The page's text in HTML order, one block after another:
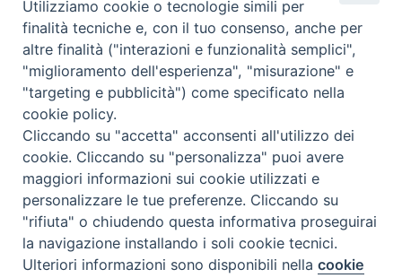
Diocesi di Melfi Rapolla Venosa
• Largo Duomo, 12 - 85025 MELFI (PZ) •
PEC ufficiale della Diocesi:
diocesi.melfi_rapolla_venosa@legalmail.it
Preferenze Cookie
Utilizziamo cookie o tecnologie simili per
finalità tecniche e, con il tuo consenso, anche per
altre finalità ("interazioni e funzionalità semplici",
"miglioramento dell'esperienza", "misurazione" e
"targeting e pubblicità") come specificato nella
cookie policy.
Cliccando su "accetta" acconsenti all'utilizzo dei
cookie. Cliccando su "personalizza" puoi avere
maggiori informazioni sui cookie utilizzati e
personalizzare le tue preferenze. Cliccando su
"rifiuta" o chiudendo questa informativa proseguirai
la navigazione installando i soli cookie tecnici.
Ulteriori informazioni sono disponibili nellacookie